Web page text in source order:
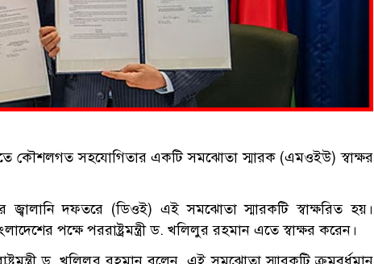
খাতে কৌশলগত সহযোগিতার একটি সমঝোতা স্মারক (এমওইউ) স্বাক্ষর
দফতরে (ডিওই) এই সমঝোতা স্মারকটি স্বাক্ষরিত হয়।
পক্ষে পররাষ্ট্রমন্ত্রী ড. খলিলুর রহমান এতে স্বাক্ষর করেন।